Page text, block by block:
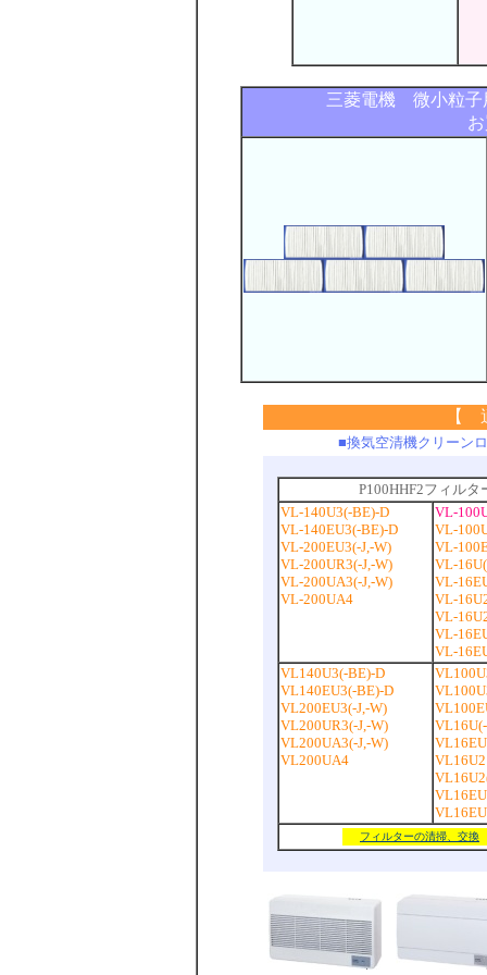
三菱電機 微小粒
【
■換気空清機クリーン
P100HHF2フィル
VL-140U3(-BE)-D
VL-140EU3(-BE)-D
VL-200EU3(-J,-W)
VL-200UR3(-J,-W)
VL-200UA3(-J,-W)
VL-200UA4
VL-
VL-
VL-
VL-
VL-
VL-
VL-
VL-
VL-
VL140U3(-BE)-D
VL140EU3(-BE)-D
VL200EU3(-J,-W)
VL200UR3(-J,-W)
VL200UA3(-J,-W)
VL200UA4
VL16U2
フィルターの清掃、交換